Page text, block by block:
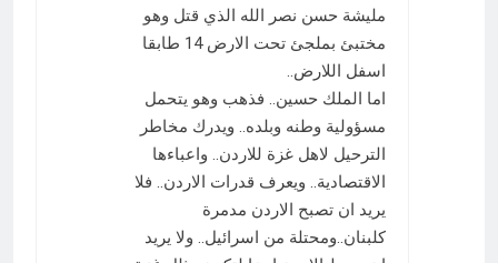
مليشة حسن نصر الله الذي قتل وهو
مختبئ بملجئ تحت الارض 14 طابقا
اسفل اللارض..
اما الملك حسين.. فذهب وهو يتحمل
مسؤولية وطنه وبلده.. ويدرك مخاطر
الترحيل لاهل غزة للاردن.. واعباءها
الاقتصادية.. ويعرف قدرات الاردن.. فلا
يريد ان تصبح الاردن مدمرة
كلبنان..ومحتلة من اسرائيل.. ولا يريد